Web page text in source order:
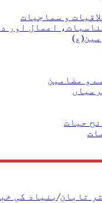
و سماجیات
اعمال اور
و مضامین
حیات
تابان/ بنیاد کی